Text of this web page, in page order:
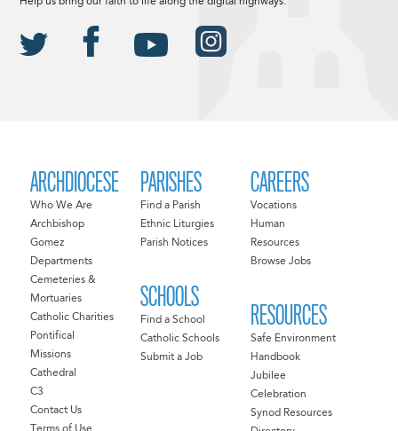
ARCHDIOCESE
Who We Are
Archbishop
Gomez
Departments
Cemeteries &
Mortuaries
Catholic Charities
Pontifical
Missions
Cathedral
C3
Contact Us
PARISHES
Find a Parish
Ethnic Liturgies
Parish Notices
SCHOOLS
Find a School
Catholic Schools
Submit a Job
CAREERS
Vocations
Human
Resources
Browse Jobs
RESOURCES
Safe Environment
Handbook
Jubilee
Celebration
Synod Resources